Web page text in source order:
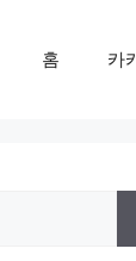
홈 카